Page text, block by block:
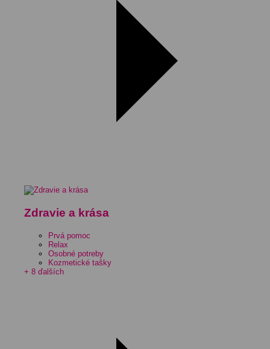
Zdravie a krása
Prvá pomoc
Relax
Osobné potreby
Kozmetické tašky
+ 8 ďalších